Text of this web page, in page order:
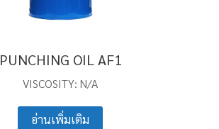
PUNCHING OIL AF1
VISCOSITY: N/A
อ่านเพิ่มเติม